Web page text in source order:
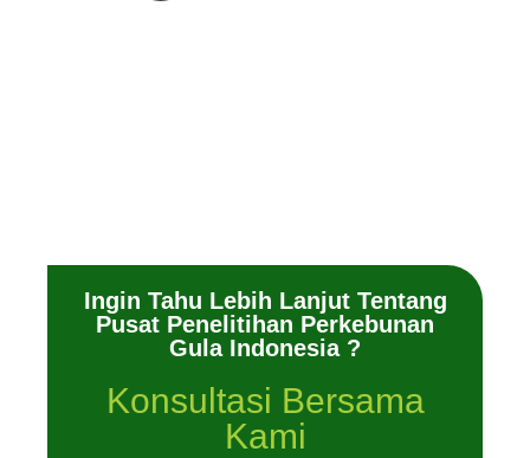
Ingin Tahu Lebih Lanjut Tentang
Pusat Penelitihan Perkebunan
Gula Indonesia ?
Konsultasi Bersama
Kami